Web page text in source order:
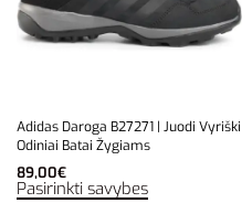
Adidas Daroga B27271 | Juodi Vyriški
Odiniai Batai Žygiams
89,00€
Pasirinkti savybes